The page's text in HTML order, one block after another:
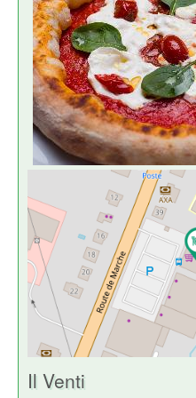
Il Venti